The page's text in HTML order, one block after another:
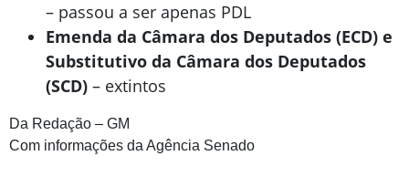
– passou a ser apenas PDL
Emenda da Câmara dos Deputados (ECD) e
Substitutivo da Câmara dos Deputados
(SCD) – extintos
Da Redação – GM
Com informações da Agência Senado